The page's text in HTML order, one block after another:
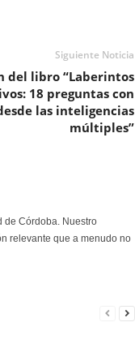
Siguiente Noticia
del libro “Laberintos
18 preguntas con
las inteligencias
múltiples”
de Córdoba. Nuestro
relevante que a menudo no